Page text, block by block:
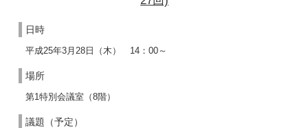
日時
平成25年3月28日（木） 14：00～
場所
第1特別会議室（8階）
議題（予定）